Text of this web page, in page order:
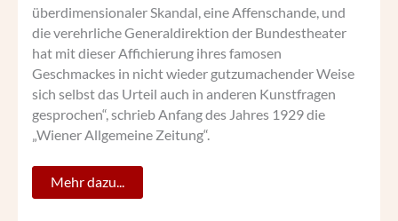
überdimensionaler Skandal, eine Affenschande, und
die verehrliche Generaldirektion der Bundestheater
hat mit dieser Affichierung ihres famosen
Geschmackes in nicht wieder gutzumachender Weise
sich selbst das Urteil auch in anderen Kunstfragen
gesprochen“, schrieb Anfang des Jahres 1929 die
„Wiener Allgemeine Zeitung“.
Mehr dazu...